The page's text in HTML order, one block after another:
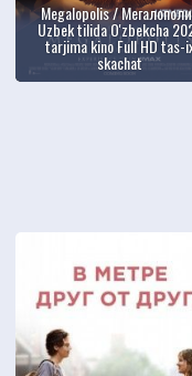
Megalopolis /
Uzbek tilida O'zbekcha
tarjima kino Full HD tas-
skachat